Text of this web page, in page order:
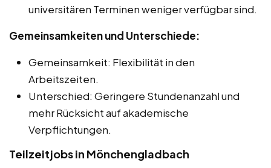
universitären Terminen weniger verfügbar sind.
Gemeinsamkeiten und Unterschiede:
Gemeinsamkeit: Flexibilität in den
Arbeitszeiten.
Unterschied: Geringere Stundenanzahl und
mehr Rücksicht auf akademische
Verpflichtungen.
Teilzeitjobs in Mönchengladbach